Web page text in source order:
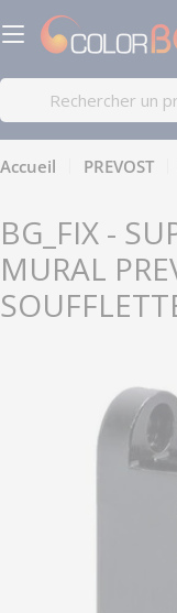
Passer
au
Recherche
Accueil PREVOST
BG_FIX -
MURAL